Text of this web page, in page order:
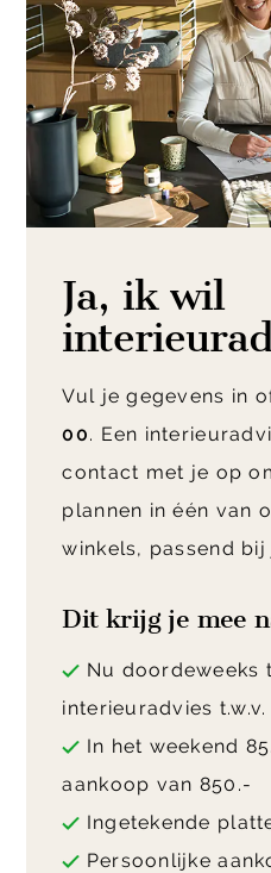
Ja, ik wil
Vul je gegevens in
00. Een
contact met je op
plannen in één van
winkels, passend
Dit krijg je mee
Nu doordeweeks
interieuradvies
In het weekend
aankoop van 850.-
Ingetekende
Persoonlijke